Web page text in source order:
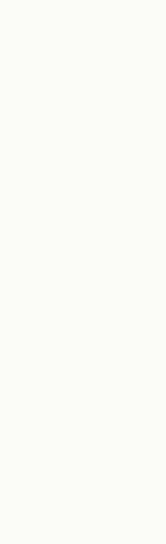
(86%)
(14%)
À ne pas
Lacs de
château
Saint-
:
À ne